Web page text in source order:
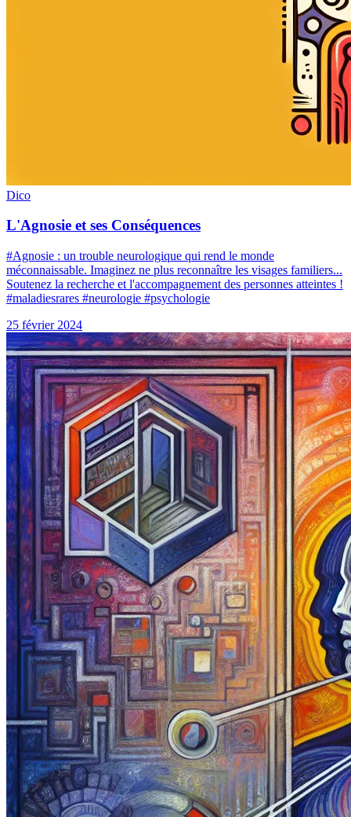
Dico
L'Agnosie et ses Conséquences
#Agnosie : un trouble neurologique qui rend le monde
méconnaissable. Imaginez ne plus reconnaître les visages familiers...
Soutenez la recherche et l'accompagnement des personnes atteintes !
#maladiesrares #neurologie #psychologie
25 février 2024